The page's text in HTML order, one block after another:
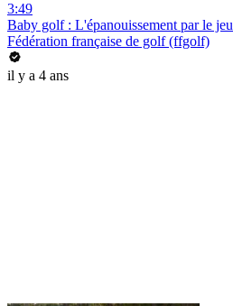
3:49
Baby golf : L'épanouissement par le jeu
Fédération française de golf (ffgolf)
il y a 4 ans